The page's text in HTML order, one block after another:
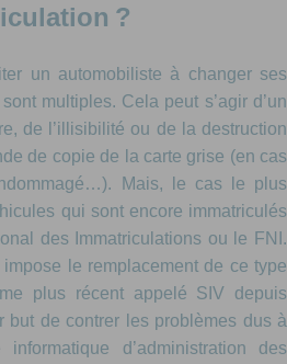
?
un automobiliste à changer ses
multiples. Cela peut s’agir d’un
de l’illisibilité ou de la destruction
de copie de la carte grise (en cas
Mais, le cas le plus
qui sont encore immatriculés
des Immatriculations ou le FNI.
le remplacement de ce type
plus récent appelé SIV depuis
but de contrer les problèmes dus à
informatique d’administration des